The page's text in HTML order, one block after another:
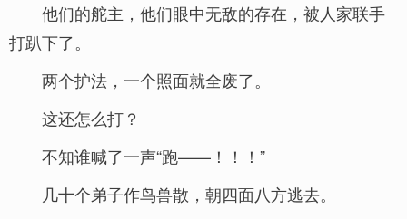
他们的舵主，他们眼中无敌的存在，被人家联手
打趴下了。
两个护法，一个照面就全废了。
这还怎么打？
不知谁喊了一声“跑——！！！”
几十个弟子作鸟兽散，朝四面八方逃去。